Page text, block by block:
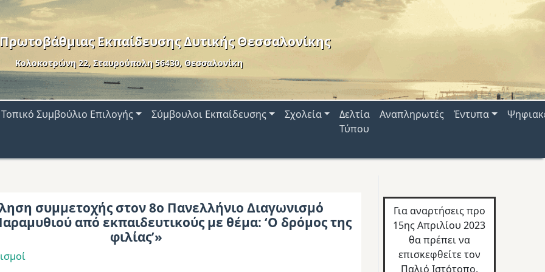
Εκπαίδευσης Δυτικής Θεσσαλονίκης
Κολοκοτρώνη 22, Σταυρούπολη 56430, Θεσσαλονίκη
Τοπικό Συμβούλιο Επιλογής Σύμβουλοι Εκπαίδευσης Σχολεία
Δελτία
Τύπου
Αναπληρωτές Έντυπα
συμμετοχής στον 8ο Πανελλήνιο Διαγωνισμό
από εκπαιδευτικούς με θέμα: ‘Ο δρόμος της
φιλίας’»
Για αναρτήσεις προ
15ης Απριλίου 2023
θα πρέπει να
επισκεφθείτε τον
Παλιό Ιστότοπο.